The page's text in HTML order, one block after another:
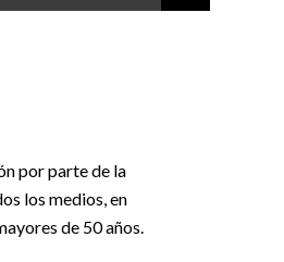
por parte de la
los medios, en
de 50 años.